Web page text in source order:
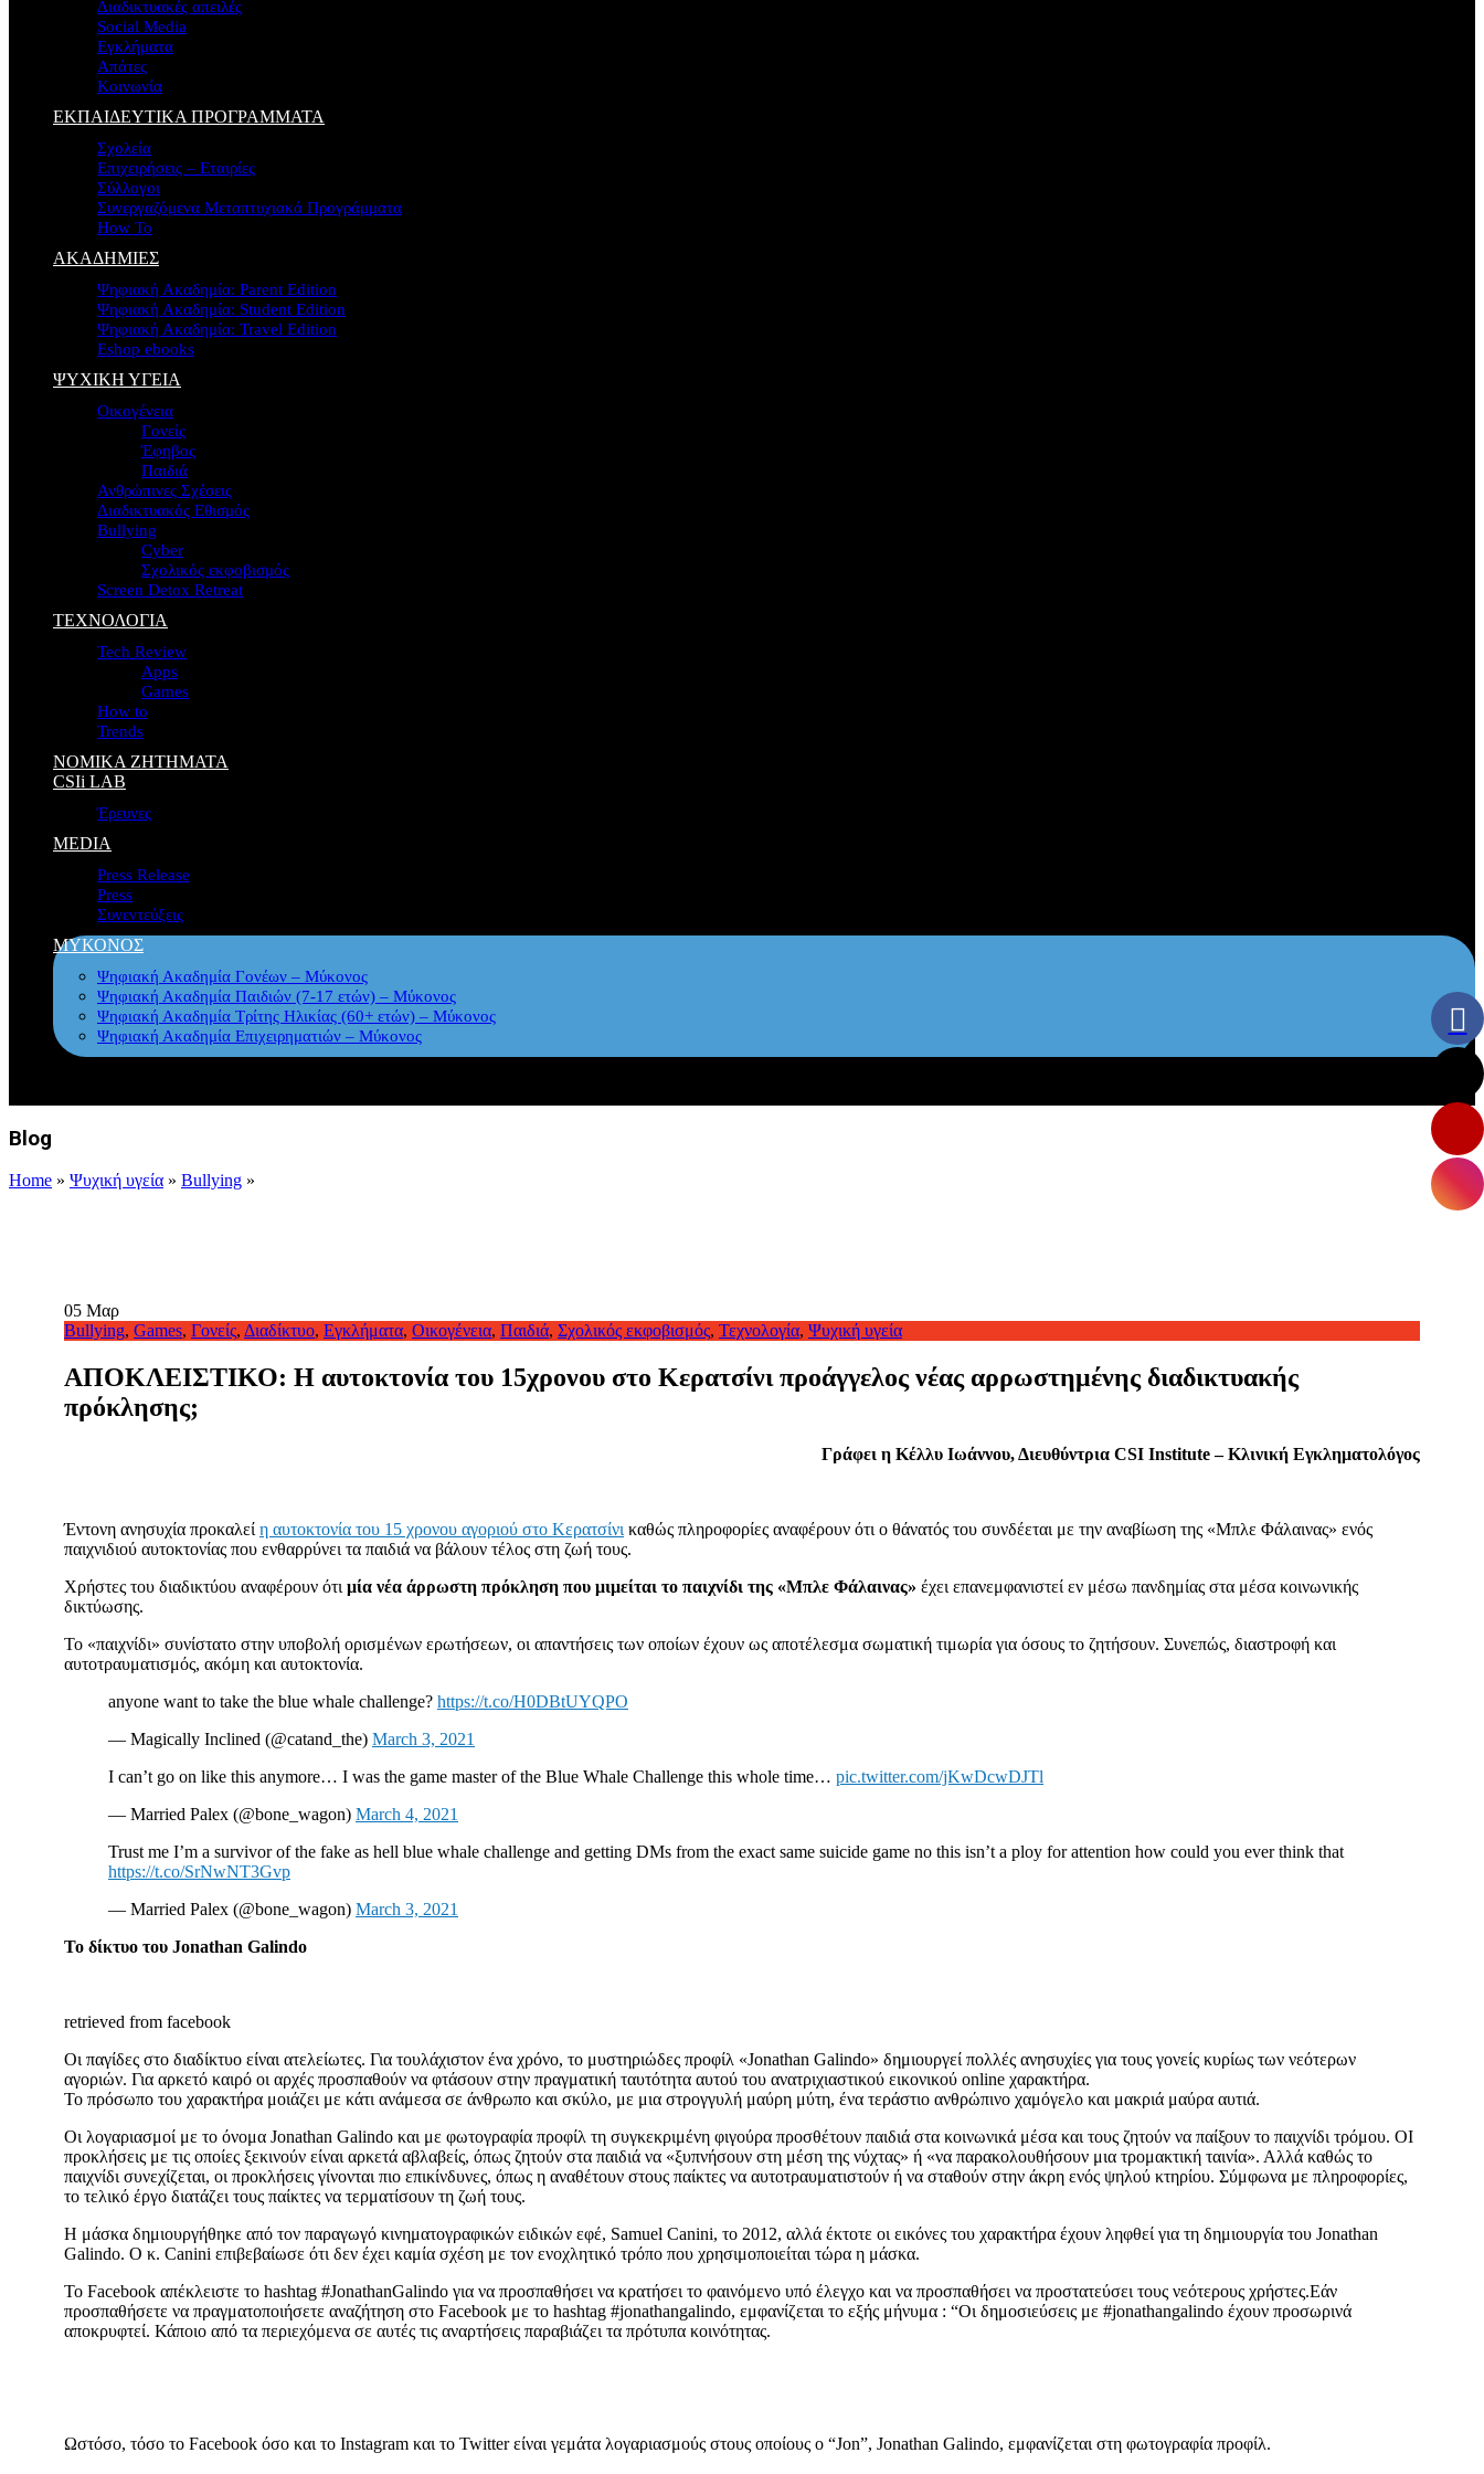
Διαδικτυακές απειλές
Social Media
Εγκλήματα
Απάτες
Κοινωνία
ΕΚΠΑΙΔΕΥΤΙΚΑ ΠΡΟΓΡΑΜΜΑΤΑ
Σχολεία
Επιχειρήσεις – Εταιρίες
Σύλλογοι
Συνεργαζόμενα Μεταπτυχιακά Προγράμματα
How To
ΑΚΑΔΗΜΙΕΣ
Ψηφιακή Ακαδημία: Parent Edition
Ψηφιακή Ακαδημία: Student Edition
Ψηφιακή Ακαδημία: Travel Edition
Eshop ebooks
ΨΥΧΙΚΗ ΥΓΕΙΑ
Οικογένεια
Γονείς
Έφηβος
Παιδιά
Ανθρώπινες Σχέσεις
Διαδικτυακός Εθισμός
Bullying
Cyber
Σχολικός εκφοβισμός
Screen Detox Retreat
ΤΕΧΝΟΛΟΓΙΑ
Tech Review
Apps
Games
How to
Trends
ΝΟΜΙΚΑ ΖΗΤΗΜΑΤΑ
CSIi LAB
Έρευνες
MEDIA
Press Release
Press
Συνεντεύξεις
ΜΥΚΟΝΟΣ
Ψηφιακή Ακαδημία Γονέων – Μύκονος
Ψηφιακή Ακαδημία Παιδιών (7-17 ετών) – Μύκονος
Ψηφιακή Ακαδημία Τρίτης Ηλικίας (60+ ετών) – Μύκονος
Ψηφιακή Ακαδημία Επιχειρηματιών – Μύκονος
Blog
Home » Ψυχική υγεία » Bullying »
05 Μαρ
Bullying, Games, Γονείς, Διαδίκτυο, Εγκλήματα, Οικογένεια, Παιδιά, Σχολικός εκφοβισμός, Τεχνολογία, Ψυχική υγεία
ΑΠΟΚΛΕΙΣΤΙΚΟ: Η αυτοκτονία του 15χρονου στο Kερατσίνι προάγγελος νέας αρρωστημένης διαδικτυακής
πρόκλησης;
Γράφει η Κέλλυ Ιωάννου, Διευθύντρια CSI Institute – Κλινική Εγκληματολόγος
Έντονη ανησυχία προκαλεί η αυτοκτονία του 15 χρονου αγοριού στο Κερατσίνι καθώς πληροφορίες αναφέρουν ότι ο θάνατός του συνδέεται με την αναβίωση της «Μπλε Φάλαινας» ενός
παιχνιδιού αυτοκτονίας που ενθαρρύνει τα παιδιά να βάλουν τέλος στη ζωή τους.
Χρήστες του διαδικτύου αναφέρουν ότι μία νέα άρρωστη πρόκληση που μιμείται το παιχνίδι της «Μπλε Φάλαινας» έχει επανεμφανιστεί εν μέσω πανδημίας στα μέσα κοινωνικής
δικτύωσης.
Το «παιχνίδι» συνίστατο στην υποβολή ορισμένων ερωτήσεων, οι απαντήσεις των οποίων έχουν ως αποτέλεσμα σωματική τιμωρία για όσους το ζητήσουν. Συνεπώς, διαστροφή και
αυτοτραυματισμός, ακόμη και αυτοκτονία.
anyone want to take the blue whale challenge? https://t.co/H0DBtUYQPO
— Magically Inclined (@catand_the) March 3, 2021
I can’t go on like this anymore… I was the game master of the Blue Whale Challenge this whole time… pic.twitter.com/jKwDcwDJTl
— Married Palex (@bone_wagon) March 4, 2021
Trust me I’m a survivor of the fake as hell blue whale challenge and getting DMs from the exact same suicide game no this isn’t a ploy for attention how could you ever think that
https://t.co/SrNwNT3Gvp
— Married Palex (@bone_wagon) March 3, 2021
Το δίκτυο του Jonathan Galindo
retrieved from facebook
Οι παγίδες στο διαδίκτυο είναι ατελείωτες. Για τουλάχιστον ένα χρόνο, το μυστηριώδες προφίλ «Jonathan Galindo» δημιουργεί πολλές ανησυχίες για τους γονείς κυρίως των νεότερων
αγοριών. Για αρκετό καιρό οι αρχές προσπαθούν να φτάσουν στην πραγματική ταυτότητα αυτού του ανατριχιαστικού εικονικού online χαρακτήρα.
Το πρόσωπο του χαρακτήρα μοιάζει με κάτι ανάμεσα σε άνθρωπο και σκύλο, με μια στρογγυλή μαύρη μύτη, ένα τεράστιο ανθρώπινο χαμόγελο και μακριά μαύρα αυτιά.
Οι λογαριασμοί με το όνομα Jonathan Galindo και με φωτογραφία προφίλ τη συγκεκριμένη φιγούρα προσθέτουν παιδιά στα κοινωνικά μέσα και τους ζητούν να παίξουν το παιχνίδι τρόμου. ΟΙ
προκλήσεις με τις οποίες ξεκινούν είναι αρκετά αβλαβείς, όπως ζητούν στα παιδιά να «ξυπνήσουν στη μέση της νύχτας» ή «να παρακολουθήσουν μια τρομακτική ταινία». Αλλά καθώς το
παιχνίδι συνεχίζεται, οι προκλήσεις γίνονται πιο επικίνδυνες, όπως η αναθέτουν στους παίκτες να αυτοτραυματιστούν ή να σταθούν στην άκρη ενός ψηλού κτηρίου. Σύμφωνα με πληροφορίες,
το τελικό έργο διατάζει τους παίκτες να τερματίσουν τη ζωή τους.
Η μάσκα δημιουργήθηκε από τον παραγωγό κινηματογραφικών ειδικών εφέ, Samuel Canini, το 2012, αλλά έκτοτε οι εικόνες του χαρακτήρα έχουν ληφθεί για τη δημιουργία του Jonathan
Galindo. Ο κ. Canini επιβεβαίωσε ότι δεν έχει καμία σχέση με τον ενοχλητικό τρόπο που χρησιμοποιείται τώρα η μάσκα.
Το Facebook απέκλειστε το hashtag #JonathanGalindo για να προσπαθήσει να κρατήσει το φαινόμενο υπό έλεγχο και να προσπαθήσει να προστατεύσει τους νεότερους χρήστες.Εάν
προσπαθήσετε να πραγματοποιήσετε αναζήτηση στο Facebook με το hashtag #jonathangalindo, εμφανίζεται το εξής μήνυμα : “Οι δημοσιεύσεις με #jonathangalindo έχουν προσωρινά
αποκρυφτεί. Κάποιο από τα περιεχόμενα σε αυτές τις αναρτήσεις παραβιάζει τα πρότυπα κοινότητας.
Ωστόσο, τόσο το Facebook όσο και το Instagram και το Twitter είναι γεμάτα λογαριασμούς στους οποίους ο “Jon”, Jonathan Galindo, εμφανίζεται στη φωτογραφία προφίλ.